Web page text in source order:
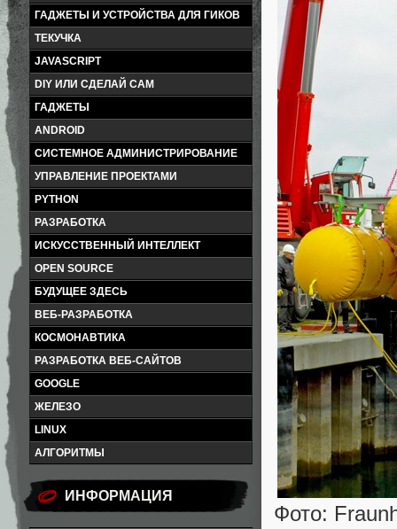
ГАДЖЕТЫ И УСТРОЙСТВА ДЛЯ ГИКОВ
ТЕКУЧКА
JAVASCRIPT
DIY ИЛИ СДЕЛАЙ САМ
ГАДЖЕТЫ
ANDROID
СИСТЕМНОЕ АДМИНИСТРИРОВАНИЕ
УПРАВЛЕНИЕ ПРОЕКТАМИ
PYTHON
РАЗРАБОТКА
ИСКУССТВЕННЫЙ ИНТЕЛЛЕКТ
OPEN SOURCE
БУДУЩЕЕ ЗДЕСЬ
ВЕБ-РАЗРАБОТКА
КОСМОНАВТИКА
РАЗРАБОТКА ВЕБ-САЙТОВ
GOOGLE
ЖЕЛЕЗО
LINUX
АЛГОРИТМЫ
ИНФОРМАЦИЯ
Фото: